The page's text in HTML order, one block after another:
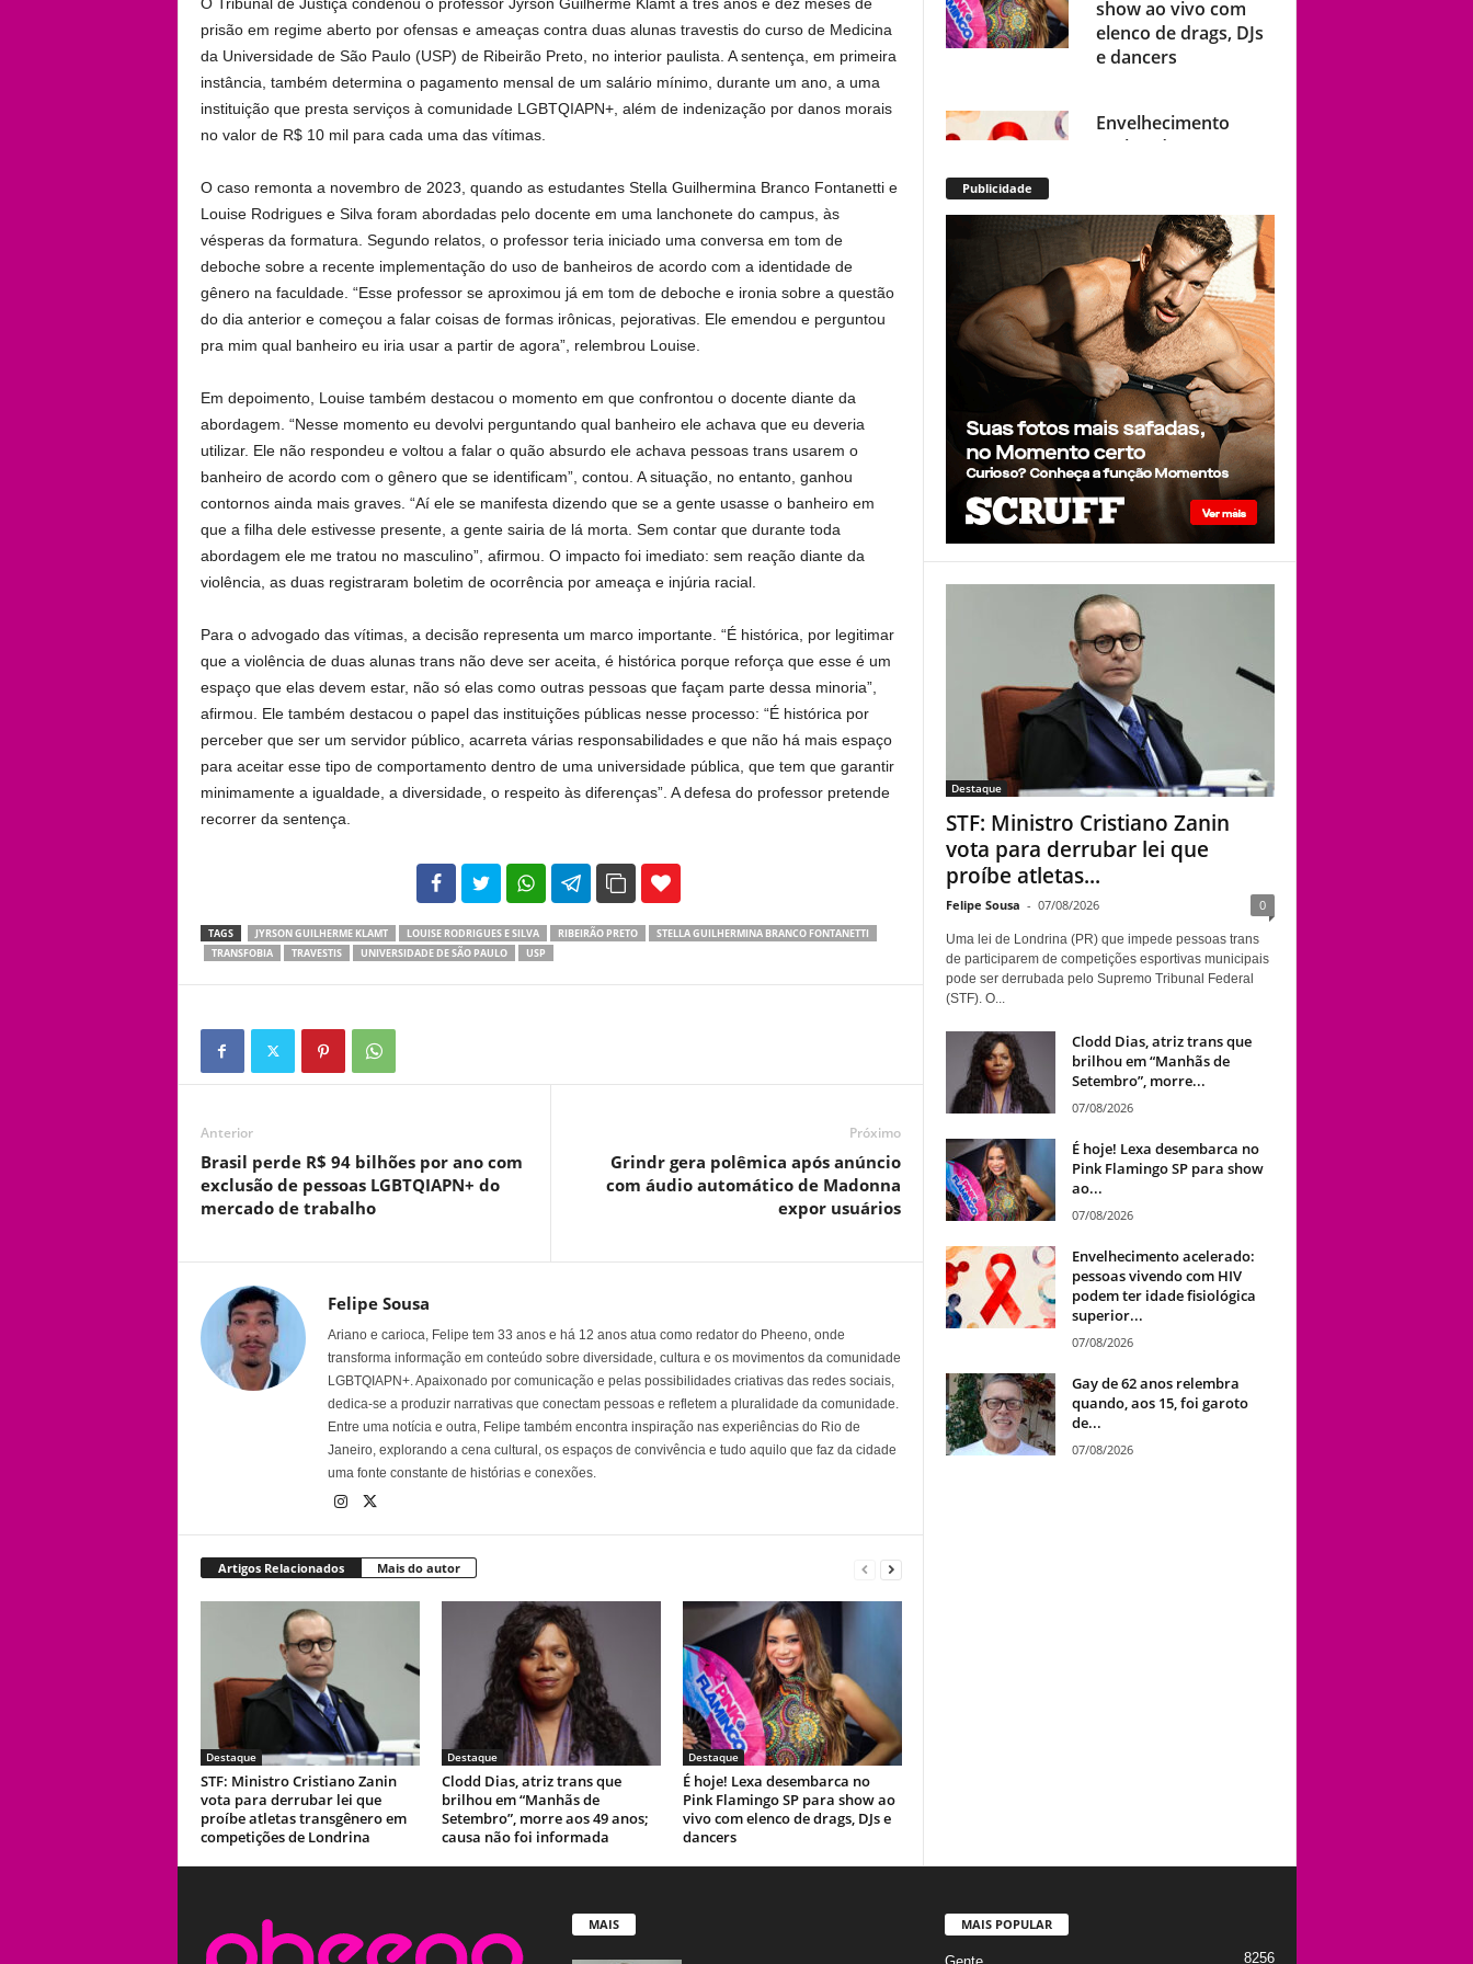
prisão em regime aberto por ofensas e ameaças contra duas alunas travestis do curso de Medicina
da Universidade de São Paulo (USP) de Ribeirão Preto, no interior paulista. A sentença, em primeira
instância, também determina o pagamento mensal de um salário mínimo, durante um ano, a uma
instituição que presta serviços à comunidade LGBTQIAPN+, além de indenização por danos morais
no valor de R$ 10 mil para cada uma das vítimas.
O caso remonta a novembro de 2023, quando as estudantes Stella Guilhermina Branco Fontanetti e
Louise Rodrigues e Silva foram abordadas pelo docente em uma lanchonete do campus, às
vésperas da formatura. Segundo relatos, o professor teria iniciado uma conversa em tom de
deboche sobre a recente implementação do uso de banheiros de acordo com a identidade de
gênero na faculdade. “Esse professor se aproximou já em tom de deboche e ironia sobre a questão
do dia anterior e começou a falar coisas de formas irônicas, pejorativas. Ele emendou e perguntou
pra mim qual banheiro eu iria usar a partir de agora”, relembrou Louise.
Em depoimento, Louise também destacou o momento em que confrontou o docente diante da
abordagem. “Nesse momento eu devolvi perguntando qual banheiro ele achava que eu deveria
utilizar. Ele não respondeu e voltou a falar o quão absurdo ele achava pessoas trans usarem o
banheiro de acordo com o gênero que se identificam”, contou. A situação, no entanto, ganhou
contornos ainda mais graves. “Aí ele se manifesta dizendo que se a gente usasse o banheiro em
que a filha dele estivesse presente, a gente sairia de lá morta. Sem contar que durante toda
abordagem ele me tratou no masculino”, afirmou. O impacto foi imediato: sem reação diante da
violência, as duas registraram boletim de ocorrência por ameaça e injúria racial.
Para o advogado das vítimas, a decisão representa um marco importante. “É histórica, por legitimar
que a violência de duas alunas trans não deve ser aceita, é histórica porque reforça que esse é um
espaço que elas devem estar, não só elas como outras pessoas que façam parte dessa minoria”,
afirmou. Ele também destacou o papel das instituições públicas nesse processo: “É histórica por
perceber que ser um servidor público, acarreta várias responsabilidades e que não há mais espaço
para aceitar esse tipo de comportamento dentro de uma universidade pública, que tem que garantir
minimamente a igualdade, a diversidade, o respeito às diferenças”. A defesa do professor pretende
recorrer da sentença.
102 35
TAGS JYRSON GUILHERME KLAMT LOUISE RODRIGUES E SILVA RIBEIRÃO PRETO
STELLA GUILHERMINA BRANCO FONTANETTI
TRANSFOBIA
TRAVESTIS UNIVERSIDADE DE SÃO PAULO USP
Anterior
Brasil perde R$ 94 bilhões por ano com
exclusão de pessoas LGBTQIAPN+ do
mercado de trabalho
Próximo
Grindr gera polêmica após anúncio
com áudio automático de Madonna
expor usuários
Felipe Sousa
Ariano e carioca, Felipe tem 33 anos e há 12 anos atua como redator do Pheeno, onde
transforma informação em conteúdo sobre diversidade, cultura e os movimentos da comunidade
LGBTQIAPN+. Apaixonado por comunicação e pelas possibilidades criativas das redes sociais,
dedica-se a produzir narrativas que conectam pessoas e refletem a pluralidade da comunidade.
Entre uma notícia e outra, Felipe também encontra inspiração nas experiências do Rio de
Janeiro, explorando a cena cultural, os espaços de convivência e tudo aquilo que faz da cidade
uma fonte constante de histórias e conexões.
Artigos Relacionados Mais do autor
Destaque
STF: Ministro Cristiano Zanin
vota para derrubar lei que
proíbe atletas transgênero em
competições de Londrina
Destaque
Clodd Dias, atriz trans que
brilhou em “Manhãs de
Setembro”, morre aos 49 anos;
causa não foi informada
Destaque
É hoje! Lexa desembarca no
Pink Flamingo SP para show ao
vivo com elenco de drags, DJs e
dancers
elenco de drags, DJs
e dancers
acelerado: pessoas
real, aponta relatório
internacional
Gay de 62 anos
relembra quando,
aos 15, foi garoto de
programa por
quatro meses sem
saber: “Idiotice da
minha parte”
STF: Ministro
Cristiano Zanin vota
proíbe atletas
transgênero em
competições de
Londrina
Publicidade
Destaque
STF: Ministro Cristiano Zanin
vota para derrubar lei que
proíbe atletas...
Felipe Sousa - 07/08/2026 0
Uma lei de Londrina (PR) que impede pessoas trans
de participarem de competições esportivas municipais
pode ser derrubada pelo Supremo Tribunal Federal
(STF). O...
Clodd Dias, atriz trans que
brilhou em “Manhãs de
Setembro”, morre...
07/08/2026
É hoje! Lexa desembarca no
Pink Flamingo SP para show
ao...
07/08/2026
Envelhecimento acelerado:
pessoas vivendo com HIV
podem ter idade fisiológica
superior...
07/08/2026
Gay de 62 anos relembra
quando, aos 15, foi garoto
de...
07/08/2026
MAIS MAIS POPULAR
8256